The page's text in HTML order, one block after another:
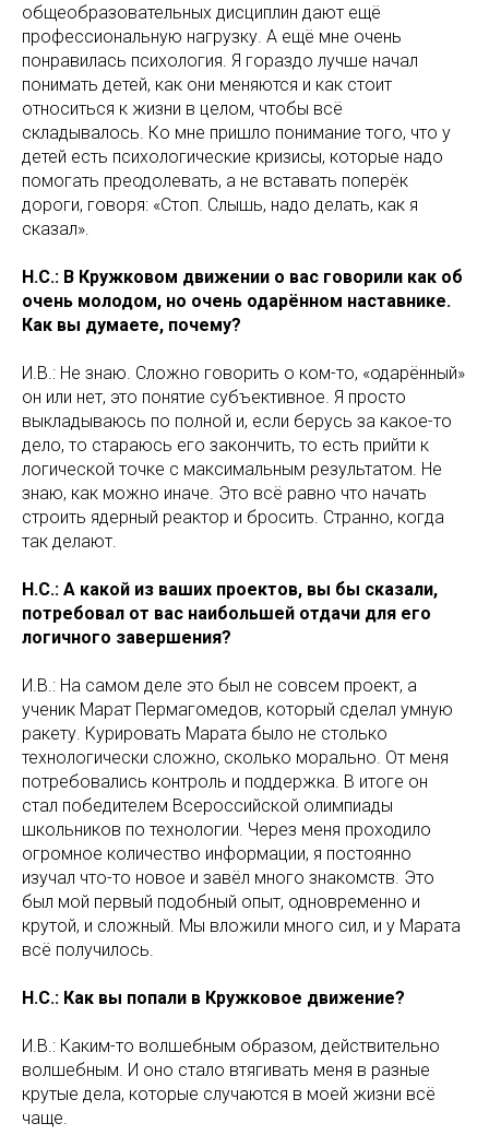
общеобразовательных дисциплин дают ещё
профессиональную нагрузку. А ещё мне очень
понравилась психология. Я гораздо лучше начал
понимать детей, как они меняются и как стоит
относиться к жизни в целом, чтобы всё
складывалось. Ко мне пришло понимание того, что у
детей есть психологические кризисы, которые надо
помогать преодолевать, а не вставать поперёк
дороги, говоря: «Стоп. Слышь, надо делать, как я
сказал».
Н.С.: В Кружковом движении о вас говорили как об
очень молодом, но очень одарённом наставнике.
Как вы думаете, почему?
И.В.: Не знаю. Сложно говорить о ком-то, «одарённый»
он или нет, это понятие субъективное. Я просто
выкладываюсь по полной и, если берусь за какое-то
дело, то стараюсь его закончить, то есть прийти к
логической точке с максимальным результатом. Не
знаю, как можно иначе. Это всё равно что начать
строить ядерный реактор и бросить. Странно, когда
так делают.
Н.С.: А какой из ваших проектов, вы бы сказали,
потребовал от вас наибольшей отдачи для его
логичного завершения?
И.В.: На самом деле это был не совсем проект, а
ученик Марат Пермагомедов, который сделал умную
ракету. Курировать Марата было не столько
технологически сложно, сколько морально. От меня
потребовались контроль и поддержка. В итоге он
стал победителем Всероссийской олимпиады
школьников по технологии. Через меня проходило
огромное количество информации, я постоянно
изучал что-то новое и завёл много знакомств. Это
был мой первый подобный опыт, одновременно и
крутой, и сложный. Мы вложили много сил, и у Марата
всё получилось.
Н.С.: Как вы попали в Кружковое движение?
И.В.: Каким-то волшебным образом, действительно
волшебным. И оно стало втягивать меня в разные
крутые дела, которые случаются в моей жизни всё
чаще.